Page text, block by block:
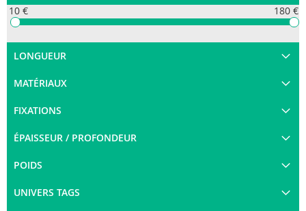
10 €
180 €
LONGUEUR
MATÉRIAUX
FIXATIONS
ÉPAISSEUR / PROFONDEUR
POIDS
UNIVERS TAGS